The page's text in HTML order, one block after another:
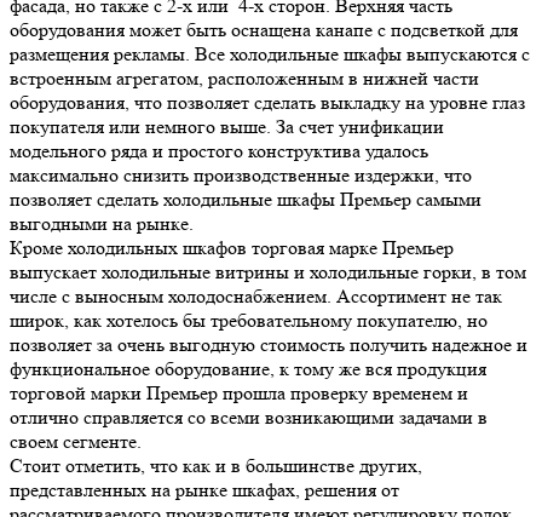
фасада, но также с 2-х или 4-х сторон. Верхняя часть
оборудования может быть оснащена канапе с подсветкой для
размещения рекламы. Все холодильные шкафы выпускаются с
встроенным агрегатом, расположенным в нижней части
оборудования, что позволяет сделать выкладку на уровне глаз
покупателя или немного выше. За счет унификации
модельного ряда и простого конструктива удалось
максимально снизить производственные издержки, что
позволяет сделать холодильные шкафы Премьер самыми
выгодными на рынке.
Кроме холодильных шкафов торговая марке Премьер
выпускает холодильные витрины и холодильные горки, в том
числе с выносным холодоснабжением. Ассортимент не так
широк, как хотелось бы требовательному покупателю, но
позволяет за очень выгодную стоимость получить надежное и
функциональное оборудование, к тому же вся продукция
торговой марки Премьер прошла проверку временем и
отлично справляется со всеми возникающими задачами в
своем сегменте.
Стоит отметить, что как и в большинстве других,
представленных на рынке шкафах, решения от